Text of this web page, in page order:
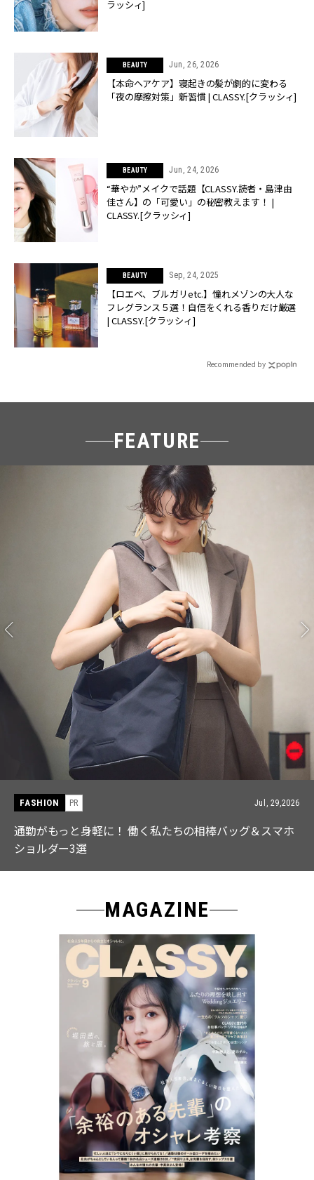
ラッシィ]
BEAUTY Jun, 26, 2026
【本命ヘアケア】寝起きの髪が劇的に変わる
「夜の摩擦対策」新習慣 | CLASSY.[クラッシィ]
BEAUTY Jun, 24, 2026
“華やか”メイクで話題【CLASSY.読者・島津由
佳さん】の「可愛い」の秘密教えます！ |
CLASSY.[クラッシィ]
BEAUTY Sep, 24, 2025
【ロエベ、ブルガリetc.】憧れメゾンの大人な
フレグランス５選！自信をくれる香りだけ厳選
| CLASSY.[クラッシィ]
Recommended by
FEATURE
ホ
FASHION Jul,
ネックレス1つで垢抜ける! 【LAH】の「ブレイド
ーズから待望の新作が登場
MAGAZINE